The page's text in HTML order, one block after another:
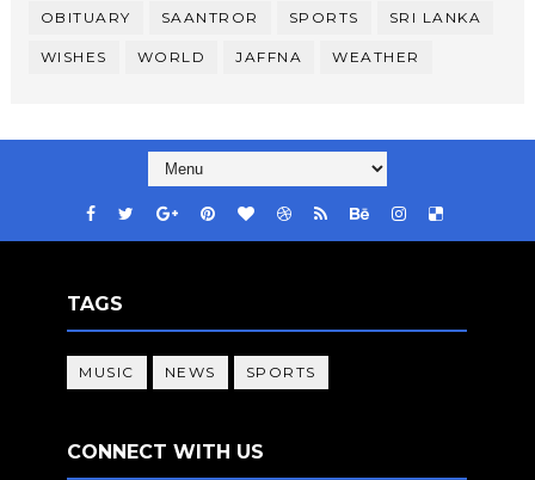
OBITUARY SAANTROR SPORTS SRI LANKA
WISHES WORLD JAFFNA WEATHER
TAGS
MUSIC NEWS SPORTS
CONNECT WITH US